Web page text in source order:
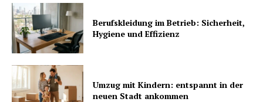
Berufskleidung im Betrieb: Sicherheit,
Hygiene und Effizienz
Umzug mit Kindern: entspannt in der
neuen Stadt ankommen